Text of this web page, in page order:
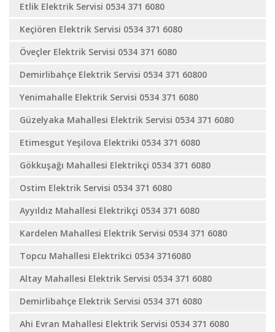
Etlik Elektrik Servisi 0534 371 6080
Keçiören Elektrik Servisi 0534 371 6080
Öveçler Elektrik Servisi 0534 371 6080
Demirlibahçe Elektrik Servisi 0534 371 60800
Yenimahalle Elektrik Servisi 0534 371 6080
Güzelyaka Mahallesi Elektrik Servisi 0534 371 6080
Etimesgut Yeşilova Elektriki 0534 371 6080
Gökkuşağı Mahallesi Elektrikçi 0534 371 6080
Ostim Elektrik Servisi 0534 371 6080
Ayyıldız Mahallesi Elektrikçi 0534 371 6080
Kardelen Mahallesi Elektrik Servisi 0534 371 6080
Topcu Mahallesi Elektrikci 0534 3716080
Altay Mahallesi Elektrik Servisi 0534 371 6080
Demirlibahçe Elektrik Servisi 0534 371 6080
Ahi Evran Mahallesi Elektrik Servisi 0534 371 6080